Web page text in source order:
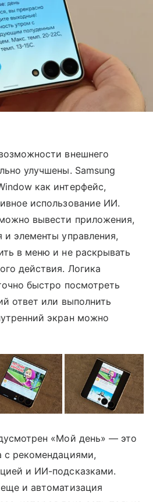
внешнего
улучшены. Samsung
как интерфейс,
использование ИИ.
вывести приложения,
и элементы управления,
в меню и не раскрывать
действия. Логика
быстро посмотреть
ответ или выполнить
экран можно
«Мой день» — это
с рекомендациями,
и ИИ-подсказками.
и автоматизация